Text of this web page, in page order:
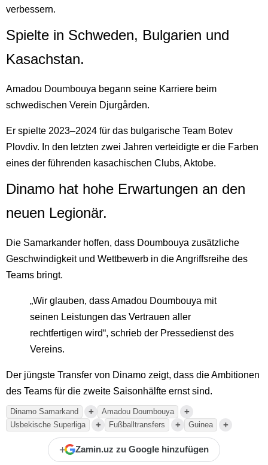
verbessern.
Spielte in Schweden, Bulgarien und
Kasachstan.
Amadou Doumbouya begann seine Karriere beim
schwedischen Verein Djurgården.
Er spielte 2023–2024 für das bulgarische Team Botev
Plovdiv. In den letzten zwei Jahren verteidigte er die Farben
eines der führenden kasachischen Clubs, Aktobe.
Dinamo hat hohe Erwartungen an den
neuen Legionär.
Die Samarkander hoffen, dass Doumbouya zusätzliche
Geschwindigkeit und Wettbewerb in die Angriffsreihe des
Teams bringt.
„Wir glauben, dass Amadou Doumbouya mit
seinen Leistungen das Vertrauen aller
rechtfertigen wird“, schrieb der Pressedienst des
Vereins.
Der jüngste Transfer von Dinamo zeigt, dass die Ambitionen
des Teams für die zweite Saisonhälfte ernst sind.
Dinamo Samarkand + Amadou Doumbouya +
Usbekische Superliga + Fußballtransfers + Guinea +
+ Zamin.uz zu Google hinzufügen